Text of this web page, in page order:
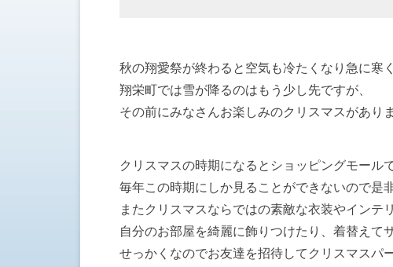
秋の翔愛祭が終わると空気も冷たくなり急に寒
翔栄町では雪が降るのはもう少し先ですが、
その前にみなさんお楽しみのクリスマスがあり
クリスマスの時期になるとショッピングモール
毎年この時期にしか見ることができないので是
またクリスマスならではの素敵な衣装やインテ
自分のお部屋を綺麗に飾りつけたり、着替えて
せっかくなのでお友達を招待してクリスマスパ